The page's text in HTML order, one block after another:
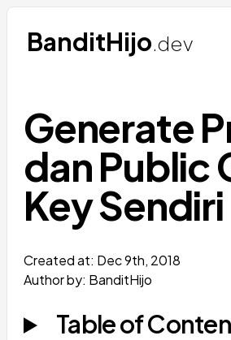
BanditHijo.dev
Generate
dan Public
Key Sendiri
Created at: Dec 9th, 2018
Author by: BanditHijo
Table of